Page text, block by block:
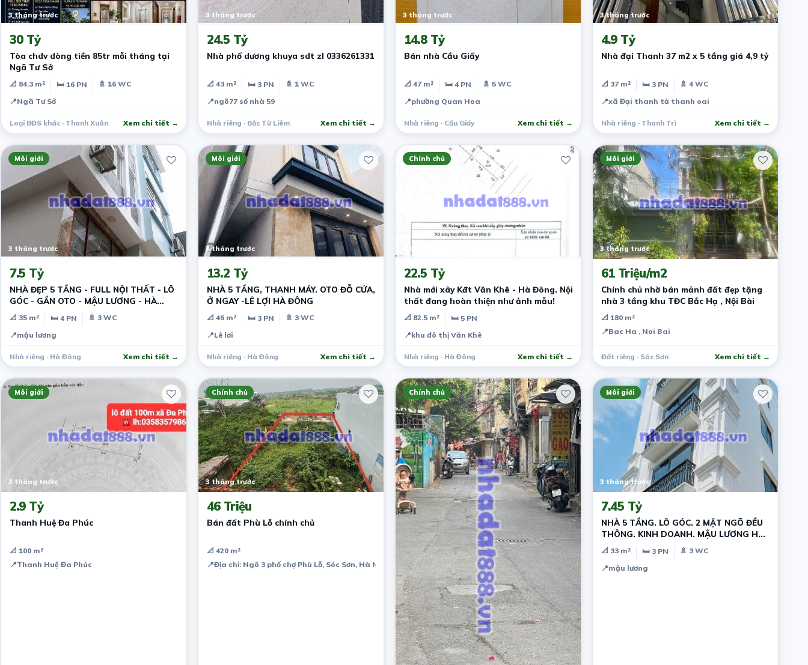
3 tháng trước
30 Tỷ
Tòa chdv dòng tiền 85tr mỗi tháng tại
Ngã Tư Sở
📐 84.3 m² 🛏 16 PN
🚿 16 WC
📍Ngã Tư Sở
Loại BĐS khác · Thanh Xuân Xem chi tiết →
3 tháng trước
24.5 Tỷ
Nhà phố dương khuya sdt zl 0336261331
📐 43 m² 🛏 3 PN
🚿 1 WC
📍ngõ77 số nhà 59
Nhà riêng · Bắc Từ Liêm Xem chi tiết →
3 tháng trước
14.8 Tỷ
Bán nhà Cầu Giấy
📐 47 m² 🛏 4 PN
🚿 5 WC
📍phường Quan Hoa
Nhà riêng · Cầu Giấy Xem chi tiết →
3 tháng trước
4.9 Tỷ
Nhà đại Thanh 37 m2 x 5 tầng giá 4,9 tỷ
📐 37 m² 🛏 3 PN
🚿 4 WC
📍xã Đại thanh tả thanh oai
Nhà riêng · Thanh Trì Xem chi tiết →
Môi giới
3 tháng trước
7.5 Tỷ
NHÀ ĐẸP 5 TẦNG - FULL NỘI THẤT - LÔ
GÓC - GẦN OTO - MẬU LƯƠNG - HÀ
ĐÔNG
📐 35 m² 🛏 4 PN
🚿 3 WC
📍mậu lương
Nhà riêng · Hà Đông Xem chi tiết →
Môi giới
3 tháng trước
13.2 Tỷ
NHÀ 5 TẦNG, THANH MÁY. OTO ĐỖ CỬA,
Ở NGAY -LÊ LỢI HÀ ĐÔNG
📐 46 m² 🛏 3 PN
🚿 3 WC
📍Lê lơi
Nhà riêng · Hà Đông Xem chi tiết →
Chính chủ
3 tháng trước
22.5 Tỷ
Nhà mới xây Kđt Văn Khê - Hà Đông. Nội
thất đang hoàn thiện như ảnh mẫu!
📐 82.5 m²
🛏 5 PN
📍khu đô thị Văn Khê
Nhà riêng · Hà Đông Xem chi tiết →
Môi giới
3 tháng trước
61 Triệu/m2
Chính chủ nhờ bán mảnh đất đẹp tặng
nhà 3 tầng khu TĐC Bắc Hạ , Nội Bài
📐 180 m²
📍Bac Ha , Noi Bai
Đất riêng · Sóc Sơn Xem chi tiết →
Môi giới
3 tháng trước
2.9 Tỷ
Thanh Huệ Đa Phúc
📐 100 m²
📍Thanh Huệ Đa Phúc
Chính chủ
3 tháng trước
46 Triệu
Bán đất Phù Lỗ chính chủ
📐 420 m²
📍Địa chỉ: Ngõ 3 phố chợ Phù Lỗ, Sóc Sơn, Hà Nội.
Chính chủ Môi giới
3 tháng trước
7.45 Tỷ
NHÀ 5 TẦNG. LÔ GÓC. 2 MẶT NGÕ ĐỀU
THÔNG. KINH DOANH. MẬU LƯƠNG HÀ
ĐÔNG
📐 33 m² 🛏 3 PN
🚿 3 WC
📍mậu lương